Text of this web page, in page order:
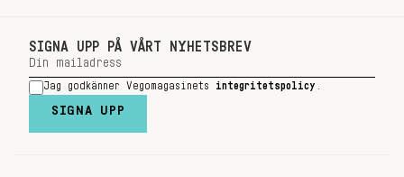
SIGNA UPP PÅ VÅRT NYHETSBREV
Jag godkänner Vegomagasinets integritetspolicy
SIGNA UPP